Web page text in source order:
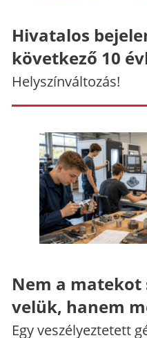
Hivatalos
következő 10
Helyszínváltozás!
Nem a
velük, hanem
Egy veszélyeztetett